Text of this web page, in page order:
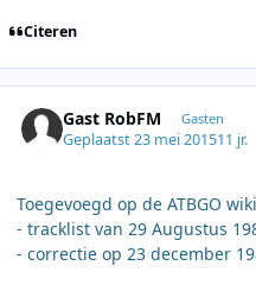
Citeren
Gast RobFM Gasten
Geplaatst23 mei 201511 jr.
Toegevoegd op de ATBGO
- tracklist van 29 Augustus
- correctie op 23 december